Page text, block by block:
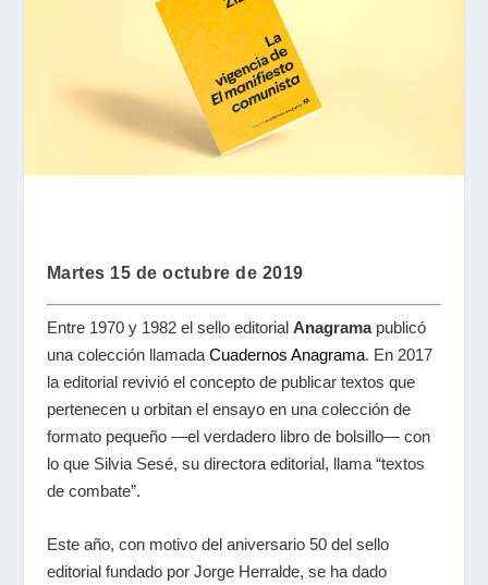
Martes 15 de octubre de 2019
Entre 1970 y 1982 el sello editorial Anagramapublicó
una colección llamada Cuadernos Anagrama. En 2017
la editorial revivió el concepto de publicar textos que
pertenecen u orbitan el ensayo en una colección de
formato pequeño —el verdadero libro de bolsillo— con
lo que Silvia Sesé, su directora editorial, llama “textos
de combate”.
Este año, con motivo del aniversario 50 del sello
editorial fundado por Jorge Herralde, se ha dado